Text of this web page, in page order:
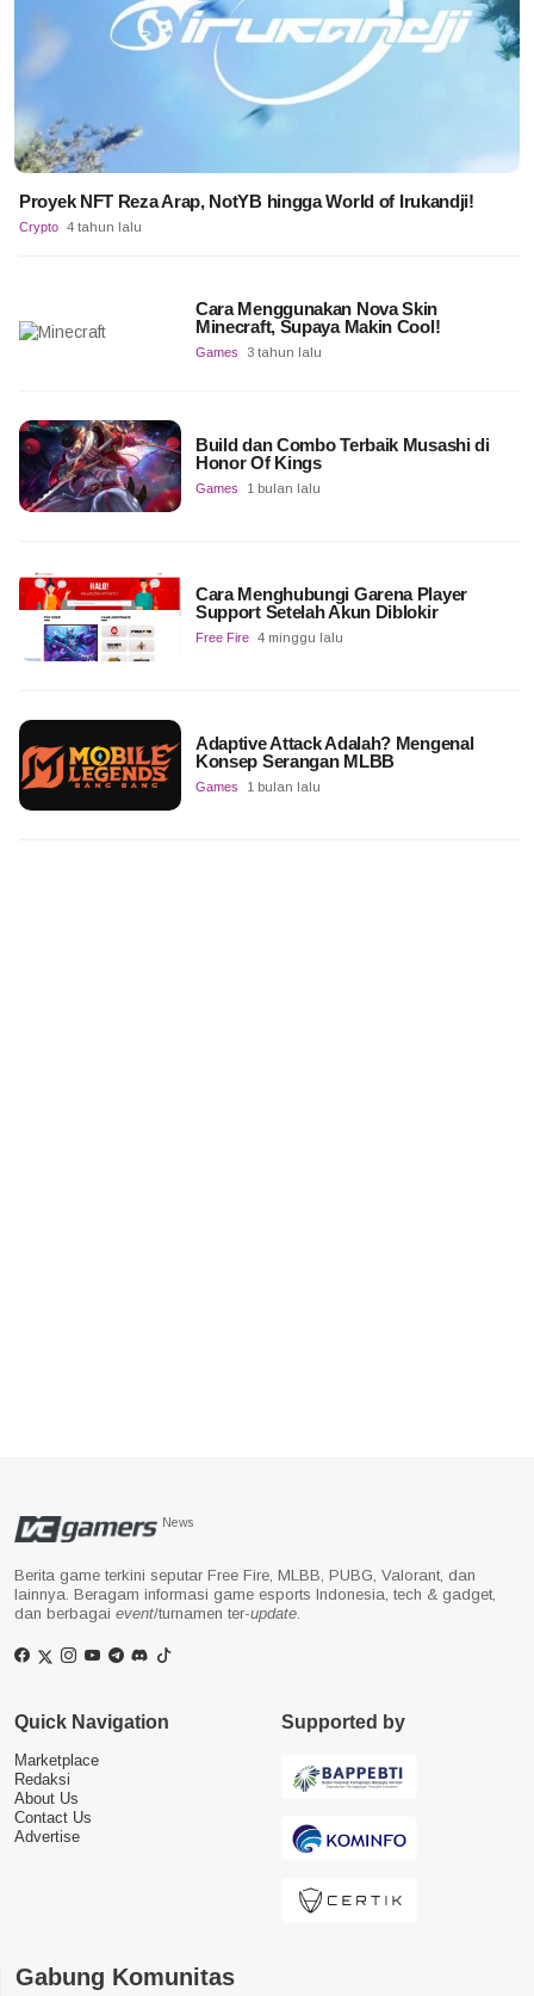
Proyek NFT Reza Arap, NotYB hingga World of Irukandji!
Crypto 4 tahun lalu
Cara Menggunakan Nova Skin
Minecraft, Supaya Makin Cool!
Games 3 tahun lalu
Build dan Combo Terbaik Musashi di
Honor Of Kings
Games 1 bulan lalu
Cara Menghubungi Garena Player
Support Setelah Akun Diblokir
Free Fire 4 minggu lalu
Adaptive Attack Adalah? Mengenal
Konsep Serangan MLBB
Games 1 bulan lalu
News
Berita game terkini seputar Free Fire, MLBB, PUBG, Valorant, dan
lainnya. Beragam informasi game esports Indonesia, tech & gadget,
dan berbagai event/turnamen ter-update
Quick Navigation
Marketplace
Redaksi
About Us
Contact Us
Advertise
Supported by
Gabung Komunitas